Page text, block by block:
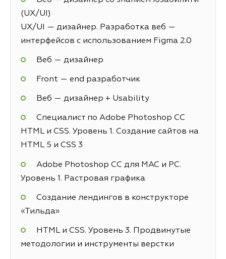
(UX/UI)
UX/UI — дизайнер. Разработка веб —
интерфейсов с использованием Figma 2.0
Веб — дизайнер
Front — end разработчик
Веб — дизайнер + Usability
Специалист по Adobe Photoshop СС
HTML и CSS. Уровень 1. Создание сайтов на
HTML 5 и СSS 3
Adobe Photoshop CC для MAC и PC.
Уровень 1. Растровая графика
Создание лендингов в конструкторе
«Тильда»
HTML и CSS. Уровень 3. Продвинутые
методологии и инструменты верстки